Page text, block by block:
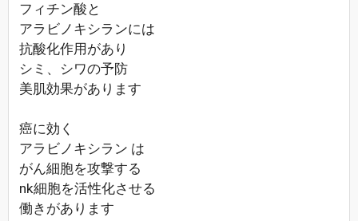
フィチン酸と
アラビノキシランには
抗酸化作用があり
シミ、シワの予防
美肌効果があります
癌に効く
アラビノキシラン は
がん細胞を攻撃する
nk細胞を活性化させる
働きがあります